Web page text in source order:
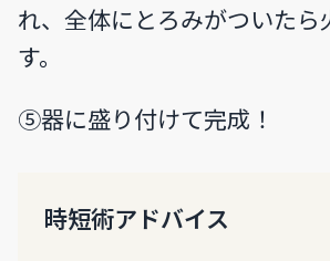
れ、全体にとろみがついたら
す。
⑤器に盛り付けて完成！
時短術アドバイス